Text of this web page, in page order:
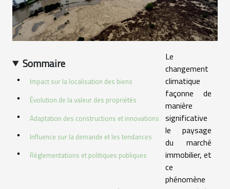
Sommaire
Impact sur la localisation des biens
Évolution de la valeur des propriétés
Adaptation des constructions et innovations
Influence sur la demande et les tendances
Réglementations et politiques publiques
Le
changement
climatique
façonne de
manière
significative
le paysage
du marché
immobilier, et
ce
phénomène